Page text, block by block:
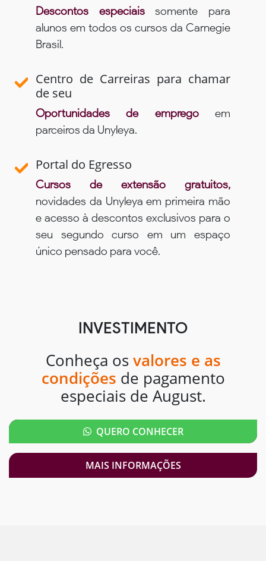
Descontos especiaissomente para
alunos em todos os cursos da Carnegie
Brasil.
Centro de Carreiras para chamar
de seu
Oportunidades de empregoem
parceiros da Unyleya.
Portal do Egresso
Cursos de extensão gratuitos,
novidades da Unyleya em primeira mão
e acesso à descontos exclusivos para o
seu segundo curso em um espaço
único pensado para você.
INVESTIMENTO
Conheça os valores e as
condições de pagamento
especiais de August.
QUERO CONHECER
MAIS INFORMAÇÕES